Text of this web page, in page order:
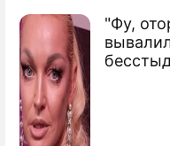
"Фу,